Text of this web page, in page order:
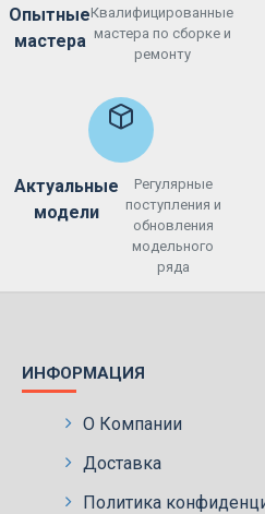
Опытные
мастера
Квалифицированные
мастера по сборке и
ремонту
Актуальные
модели
Регулярные
поступления и
обновления
модельного
ряда
ИНФОРМАЦИЯ
О Компании
Доставка
Политика